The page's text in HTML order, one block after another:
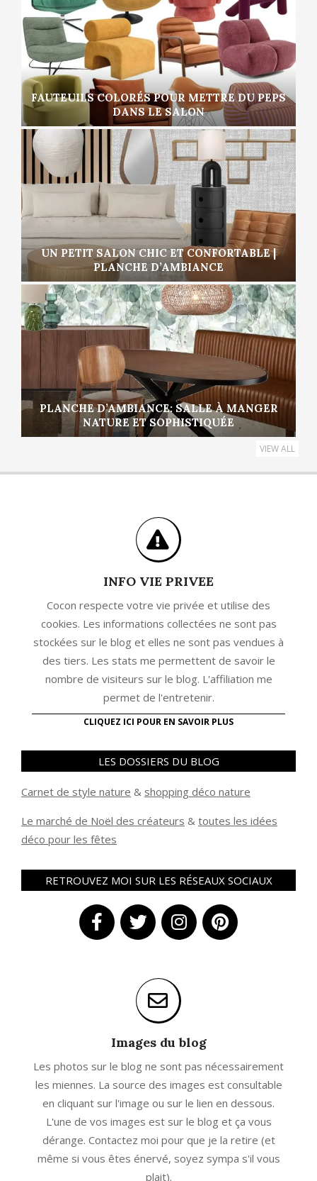
FAUTEUILS COLORÉS POUR METTRE DU PEPS
DANS LE SALON
UN PETIT SALON CHIC ET CONFORTABLE |
PLANCHE D’AMBIANCE
PLANCHE D’AMBIANCE: SALLE À MANGER
NATURE ET SOPHISTIQUÉE
VIEW ALL
INFO VIE PRIVEE
Cocon respecte votre vie privée et utilise des
cookies. Les informations collectées ne sont pas
stockées sur le blog et elles ne sont pas vendues à
des tiers. Les stats me permettent de savoir le
nombre de visiteurs sur le blog. L'affiliation me
permet de l'entretenir.
CLIQUEZ ICI POUR EN SAVOIR PLUS
LES DOSSIERS DU BLOG
Carnet de style nature & shopping déco nature
Le marché de Noël des créateurs & toutes les idées
déco pour les fêtes
RETROUVEZ MOI SUR LES RÉSEAUX SOCIAUX
Images du blog
Les photos sur le blog ne sont pas nécessairement
les miennes. La source des images est consultable
en cliquant sur l'image ou sur le lien en dessous.
L'une de vos images est sur le blog et ça vous
dérange. Contactez moi pour que je la retire (et
même si vous êtes énervé, soyez sympa s'il vous
plait).